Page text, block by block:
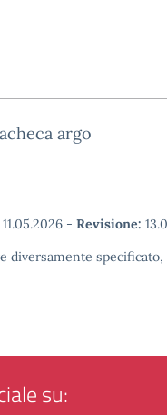
argo
11.05.2026 - Revisione:
diversamente
su: